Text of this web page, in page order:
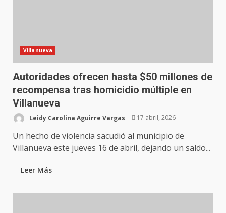
Villanueva
Autoridades ofrecen hasta $50 millones de
recompensa tras homicidio múltiple en
Villanueva
Leidy Carolina Aguirre Vargas 17 abril, 2026
Un hecho de violencia sacudió al municipio de
Villanueva este jueves 16 de abril, dejando un saldo...
Leer Más